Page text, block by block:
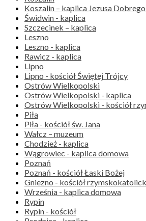
Koszalin – kaplica Jezusa
Świdwin - kaplica
Szczecinek – kaplica
Leszno
Leszno - kaplica
Rawicz - kaplica
Lipno
Lipno - kościół Świętej Trójcy
Ostrów Wielkopolski
Ostrów Wielkopolski - kaplica
Ostrów Wielkopolski - kościół
Piła
Piła - kościół św. Jana
Wałcz – muzeum
Chodzież - kaplica
Wągrowiec - kaplica domowa
Poznań
Poznań - kościół Łaski Bożej
Gniezno - kościół
Września - kaplica domowa
Rypin
Rypin - kościół